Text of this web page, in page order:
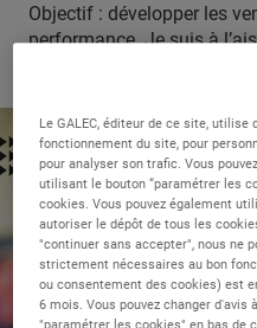
Objectif : développer les
performance. Je suis à
Le GALEC, éditeur de ce site,
fonctionnement du site, pour
pour analyser son trafic. Vous
utilisant le bouton “paramétrer les
cookies. Vous pouvez également
autoriser le dépôt de tous les
"continuer sans accepter", nous ne
strictement nécessaires au bon
ou consentement des cookies) est
6 mois. Vous pouvez changer